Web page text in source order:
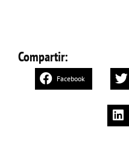
Compartir:
Facebook